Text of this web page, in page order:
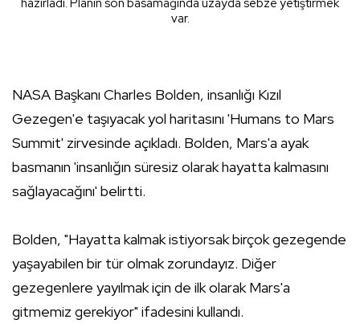
hazırladı. Planın son basamağında uzayda sebze yetiştirmek
var.
NASA Başkanı Charles Bolden, insanlığı Kızıl
Gezegen'e taşıyacak yol haritasını 'Humans to Mars
Summit' zirvesinde açıkladı. Bolden, Mars'a ayak
basmanın 'insanlığın süresiz olarak hayatta kalmasını
sağlayacağını' belirtti.
Bolden, "Hayatta kalmak istiyorsak birçok gezegende
yaşayabilen bir tür olmak zorundayız. Diğer
gezegenlere yayılmak için de ilk olarak Mars'a
gitmemiz gerekiyor" ifadesini kullandı.